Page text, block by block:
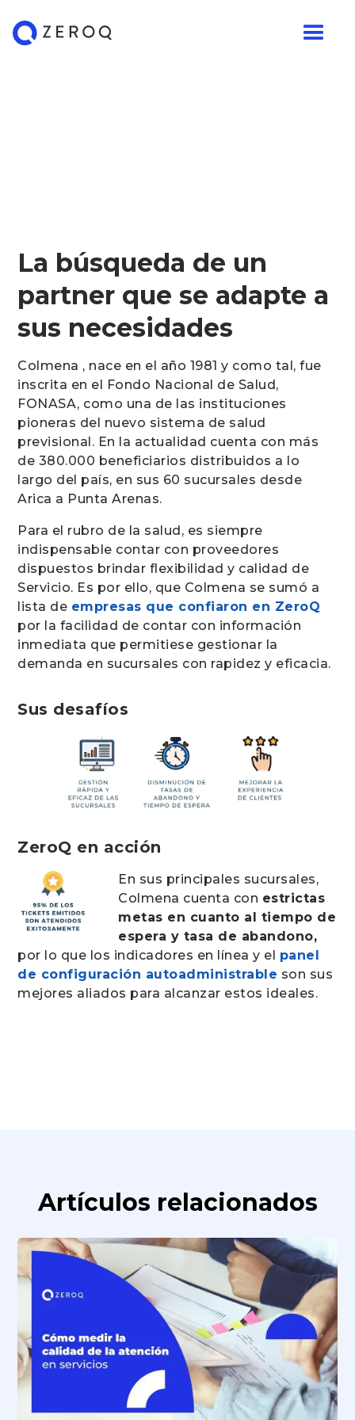
La búsqueda de un
partner que se adapte a
sus necesidades
Colmena , nace en el año 1981 y como tal, fue
inscrita en el Fondo Nacional de Salud,
FONASA, como una de las instituciones
pioneras del nuevo sistema de salud
previsional. En la actualidad cuenta con más
de 380.000 beneficiarios distribuidos a lo
largo del país, en sus 60 sucursales desde
Arica a Punta Arenas.
Para el rubro de la salud, es siempre
indispensable contar con proveedores
dispuestos brindar flexibilidad y calidad de
Servicio. Es por ello, que Colmena se sumó a
lista de empresas que confiaron en ZeroQ
por la facilidad de contar con información
inmediata que permitiese gestionar la
demanda en sucursales con rapidez y eficacia.
Sus desafíos
ZeroQ en acción
En sus principales sucursales,
Colmena cuenta con estrictas
metas en cuanto al tiempo de
espera y tasa de abandono,
por lo que los indicadores en línea y el panel
de configuración autoadministrable son sus
mejores aliados para alcanzar estos ideales.
Artículos relacionados